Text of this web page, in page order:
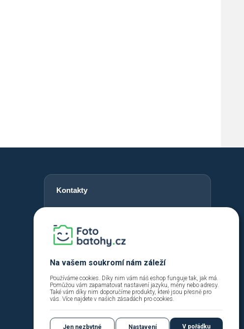
Kontakty
info@fotobatohy.cz
Po - Pá 9:00 - 18:00
Na vašem soukromí nám záleží
Používáme cookies. Díky nim vám náš eshop funguje tak, jak má.
Pomůžou vám zapamatovat nastavení jazyku, měny nebo adresy.
Také vám díky nim doporučíme produkty, které jsou přesně pro
vás. Více najdete v našich zásadách pro cookies.
Jen nezbytné Nastavení V pořádku